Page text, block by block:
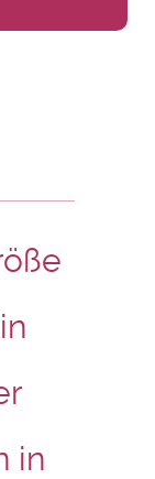
in